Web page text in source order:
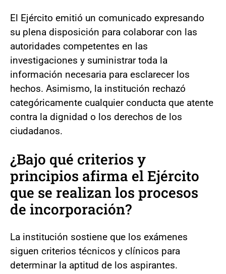
El Ejército emitió un comunicado expresando
su plena disposición para colaborar con las
autoridades competentes en las
investigaciones y suministrar toda la
información necesaria para esclarecer los
hechos. Asimismo, la institución rechazó
categóricamente cualquier conducta que atente
contra la dignidad o los derechos de los
ciudadanos.
¿Bajo qué criterios y
principios afirma el Ejército
que se realizan los procesos
de incorporación?
La institución sostiene que los exámenes
siguen criterios técnicos y clínicos para
determinar la aptitud de los aspirantes.